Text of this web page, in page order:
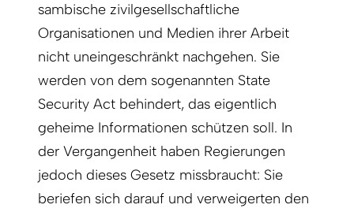
sambische zivilgesellschaftliche
Organisationen und Medien ihrer Arbeit
nicht uneingeschränkt nachgehen. Sie
werden von dem sogenannten State
Security Act behindert, das eigentlich
geheime Informationen schützen soll. In
der Vergangenheit haben Regierungen
jedoch dieses Gesetz missbraucht: Sie
beriefen sich darauf und verweigerten den